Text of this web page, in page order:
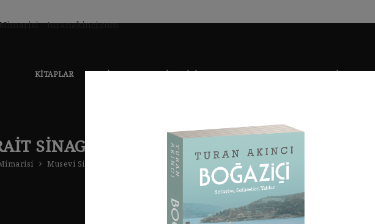
KITAPLAR KLASIK OSMANLI MIMARISI OSMANLI KONUTLARI EKALLIYETLER
SINAGOGU
Musevi Sinagogları Hasköy Karait Sinagogu